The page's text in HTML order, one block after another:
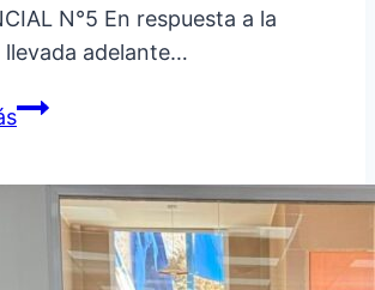
N°5 En respuesta a la
llevada adelante…
TRABAJO
MEJORAS